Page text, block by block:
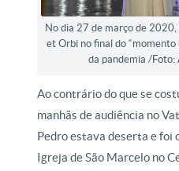
No dia 27 de março de
et Orbi no final do “momento
da pandemia /Foto:
Ao contrário do que se
manhãs de audiência no
Pedro estava deserta e foi
Igreja de São Marcelo no